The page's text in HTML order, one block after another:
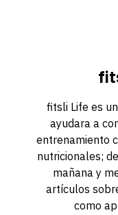
fitsli Life es
ayudara a
entrenamiento
nutricionales;
mañana y
artículos
como